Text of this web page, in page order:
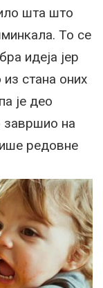
шта што
То се
идеја јер
стана оних
је део
завршио на
редовне